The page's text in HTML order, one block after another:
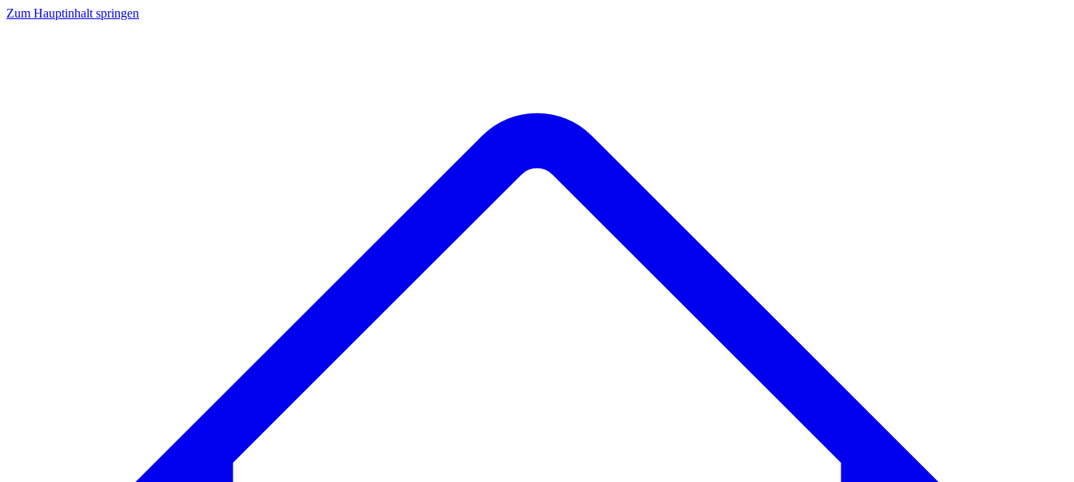
Zum Hauptinhalt springen